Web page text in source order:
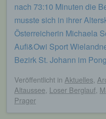
nach 73:10 Minuten die
musste sich in ihrer
Österreicherin Michaela
Aufi&Owi Sport
Bezirk St. Johann im
Veröffentlicht in Aktuelles
Altaussee Loser Berglauf
Prager